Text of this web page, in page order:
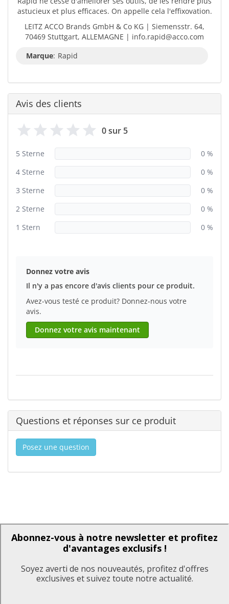
astucieux et plus efficaces. On appelle cela l'effixovation.
LEITZ ACCO Brands GmbH & Co KG | Siemensstr. 64,
70469 Stuttgart, ALLEMAGNE | info.rapid@acco.com
Marque: Rapid
Avis des clients
0 sur 5
5 Sterne
0 %
4 Sterne
0 %
3 Sterne
0 %
2 Sterne
0 %
1 Stern
0 %
Donnez votre avis
Il n'y a pas encore d'avis clients pour ce produit.
Avez-vous testé ce produit? Donnez-nous votre
avis.
Donnez votre avis maintenant
Questions et réponses sur ce produit
Posez une question